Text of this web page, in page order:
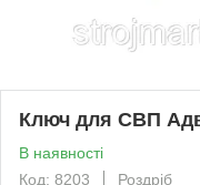
Ключ для СВП
В наявності
Код: 8203
Роздріб